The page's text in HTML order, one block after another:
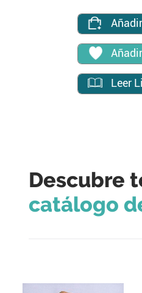
Leer
Descubre
catálogo